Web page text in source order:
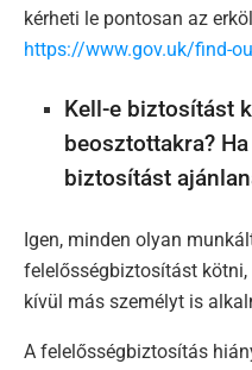
kérheti le pontosan az
https://www.gov.uk/find-
Kell-e biztosítást
beosztottakra?
biztosítást
Igen, minden olyan
felelősségbiztosítást
kívül más személyt is
A felelősségbiztosítás